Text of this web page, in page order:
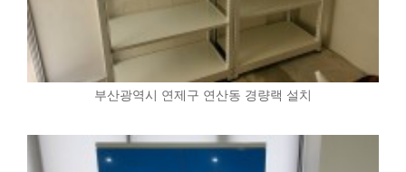
부산광역시 연제구 연산동 경량랙 설치